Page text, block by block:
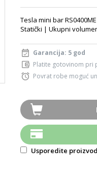
Tesla mini bar
Statički | Ukupni
Garancija: 5 god
Platite gotovinom pri
Povrat robe moguć
Usporedite proizvod